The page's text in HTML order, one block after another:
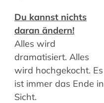
Du kannst nichts
daran ändern!
Alles wird
dramatisiert. Alles
wird hochgekocht. Es
ist immer das Ende in
Sicht.